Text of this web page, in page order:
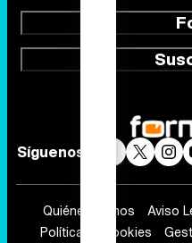
Síguenos
Quiénes somos Aviso
Política de cookies